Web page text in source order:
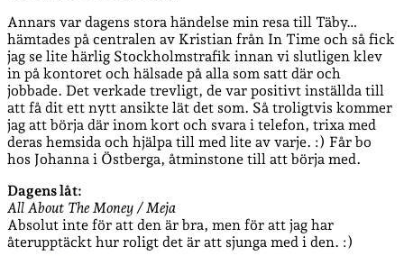
Annars var dagens stora händelse min resa till Täby…
hämtades på centralen av Kristian från In Time och så fick
jag se lite härlig Stockholmstrafik innan vi slutligen klev
in på kontoret och hälsade på alla som satt där och
jobbade. Det verkade trevligt, de var positivt inställda till
att få dit ett nytt ansikte lät det som. Så troligtvis kommer
jag att börja där inom kort och svara i telefon, trixa med
deras hemsida och hjälpa till med lite av varje. :) Får bo
hos Johanna i Östberga, åtminstone till att börja med.
Dagens låt:
All About The Money / Meja
Absolut inte för att den är bra, men för att jag har
återupptäckt hur roligt det är att sjunga med i den. :)